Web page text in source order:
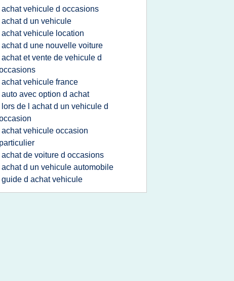
achat vehicule d occasions
achat d un vehicule
achat vehicule location
achat d une nouvelle voiture
achat et vente de vehicule d
achat vehicule france
auto avec option d achat
lors de l achat d un vehicule d
achat vehicule occasion
particulier
achat de voiture d occasions
achat d un vehicule automobile
guide d achat vehicule